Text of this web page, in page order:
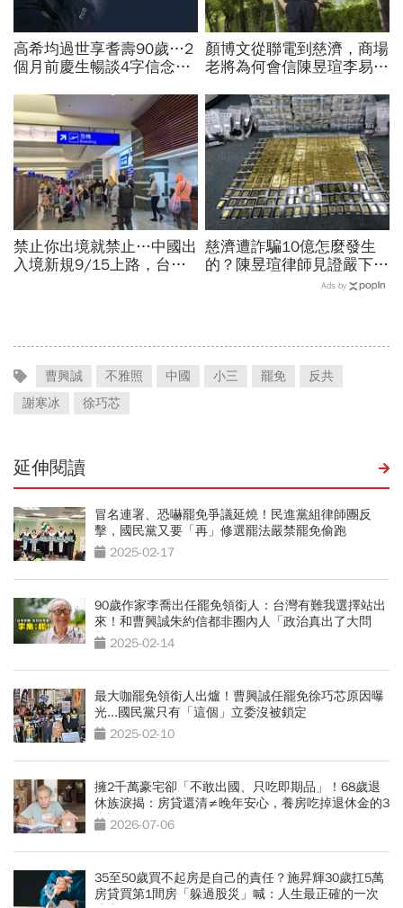
高希均過世享耆壽90歲…2
個月前慶生暢談4字信念，
福、一切靠自己爭氣
顏博文從聯電到慈濟，商場
老將為何會信陳昱瑄李易
聲：將捍衛信眾捐款、蔡英
文也說話
禁止你出境就禁止…中國出
入境新規9/15上路，台灣
慈濟遭詐騙10億怎麼發生
的？陳昱瑄律師見證嚴下跪
博信任！豪宅藏158公斤黃
Ads by
曹興誠 不雅照 中國 小三 罷免
反共
謝寒冰
徐巧芯
延伸閱讀
冒名連署、恐嚇罷免爭議延燒！民進黨組律師團反
擊，國民黨又要「再」修選罷法嚴禁罷免偷跑
2025-02-17
90歲作家李喬出任罷免領銜人：台灣有難我選擇站出
來！和曹興誠朱約信都非圈內人「政治真出了大問
題」2025-02-14
最大咖罷免領銜人出爐！曹興誠任罷免徐巧芯原因曝
光...國民黨只有「這個」立委沒被鎖定
2025-02-10
擁2千萬豪宅卻「不敢出國、只吃即期品」！68歲退
休族淚揭：房貸還清≠晚年安心，養房吃掉退休金的3
大誤算
2026-07-06
35至50歲買不起房是自己的責任？施昇輝30歲扛5萬
房貸買第1間房「躲過股災」喊：人生最正確的一次